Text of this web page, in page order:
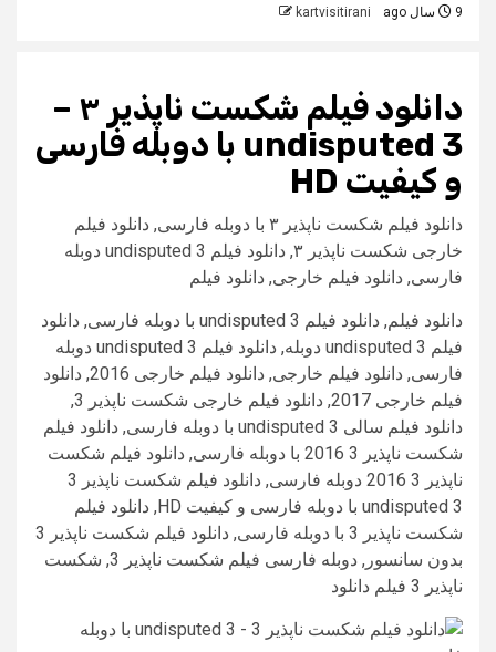
9 سال ago kartvisitirani
دانلود فیلم
شکست ناپذیر ۳ –
undisputed 3 با دوبله فارسی
و کیفیت HD
دانلود فیلم شکست ناپذیر ۳ با دوبله فارسی, دانلود فیلم
خارجی شکست ناپذیر ۳, دانلود فیلم undisputed 3 دوبله
فارسی, دانلود فیلم خارجی, دانلود فیلم
دانلود فیلم, دانلود فیلم undisputed 3 با دوبله فارسی, دانلود
فیلم undisputed 3 دوبله, دانلود فیلم undisputed 3 دوبله
فارسی, دانلود فیلم خارجی, دانلود فیلم خارجی 2016, دانلود
فیلم خارجی 2017, دانلود فیلم خارجی شکست ناپذیر 3,
دانلود فیلم سالی undisputed 3 با دوبله فارسی, دانلود فیلم
شکست ناپذیر 3 2016 با دوبله فارسی, دانلود فیلم شکست
ناپذیر 3 2016 دوبله فارسی, دانلود فیلم شکست ناپذیر 3
undisputed 3 با دوبله فارسی و کیفیت HD, دانلود فیلم
شکست ناپذیر 3 با دوبله فارسی, دانلود فیلم شکست ناپذیر 3
بدون سانسور, دوبله فارسی فیلم شکست ناپذیر 3, شکست
ناپذیر 3 فیلم دانلود